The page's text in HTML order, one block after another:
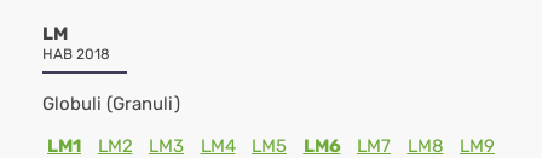
LM
HAB 2018
Globuli (Granuli)
LM1
LM2 LM3 LM4 LM5 LM6 LM7 LM8
LM9